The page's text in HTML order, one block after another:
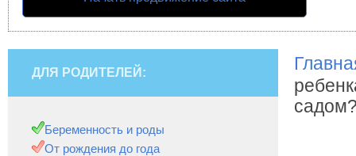
ДЛЯ РОДИТЕЛЕЙ:
Беременность и роды
От рождения до года